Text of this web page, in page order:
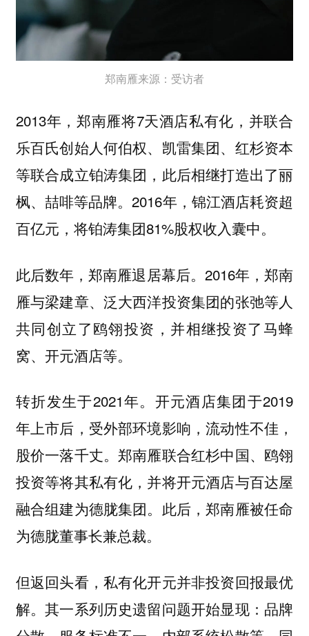
郑南雁来源：受访者
2013年，郑南雁将7天酒店私有化，并联合
乐百氏创始人何伯权、凯雷集团、红杉资本
等联合成立铂涛集团，此后相继打造出了丽
枫、喆啡等品牌。2016年，锦江酒店耗资超
百亿元，将铂涛集团81%股权收入囊中。
此后数年，郑南雁退居幕后。2016年，郑南
雁与梁建章、泛大西洋投资集团的张弛等人
共同创立了鸥翎投资，并相继投资了马蜂
窝、开元酒店等。
转折发生于2021年。开元酒店集团于2019
年上市后，受外部环境影响，流动性不佳，
股价一落千丈。郑南雁联合红杉中国、鸥翎
投资等将其私有化，并将开元酒店与百达屋
融合组建为德胧集团。此后，郑南雁被任命
为德胧董事长兼总裁。
但返回头看，私有化开元并非投资回报最优
解。其一系列历史遗留问题开始显现：品牌